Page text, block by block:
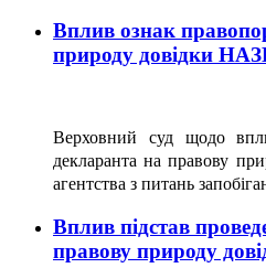
Вплив ознак
природу довідки
Верховний суд щодо
декларанта на правову
агентства з питань
Вплив підстав
правову природу